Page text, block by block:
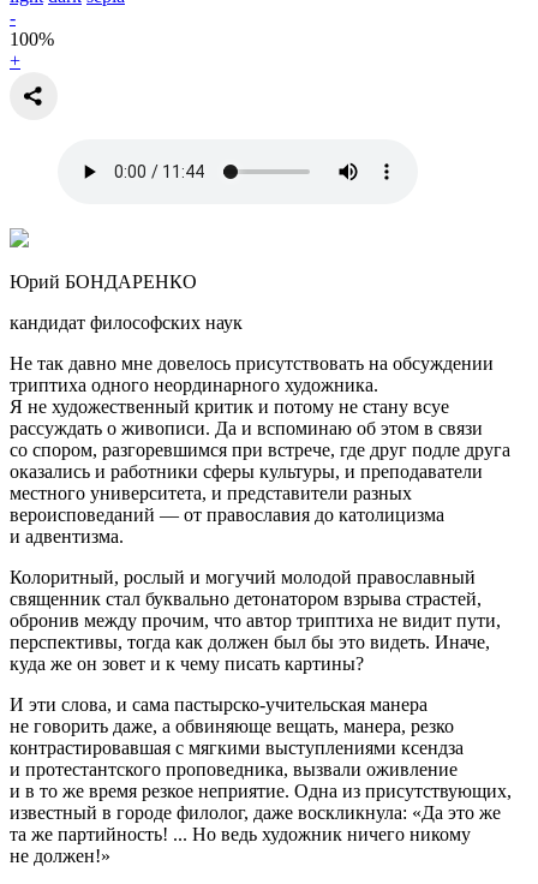
-
100%
+
Юрий БОНДАРЕНКО
кандидат философских наук
Не так давно мне довелось присутствовать на обсуждении
триптиха одного неординарного художника.
Я не художественный критик и потому не стану всуе
рассуждать о живописи. Да и вспоминаю об этом в связи
со спором, разгоревшимся при встрече, где друг подле друга
оказались и работники сферы культуры, и преподаватели
местного университета, и представители разных
вероисповеданий — от православия до католицизма
и адвентизма.
Колоритный, рослый и могучий молодой православный
священник стал буквально детонатором взрыва страстей,
обронив между прочим, что автор триптиха не видит пути,
перспективы, тогда как должен был бы это видеть. Иначе,
куда же он зовет и к чему писать картины?
И эти слова, и сама пастырско-учительская манера
не говорить даже, а обвиняюще вещать, манера, резко
контрастировавшая с мягкими выступлениями ксендза
и протестантского проповедника, вызвали оживление
и в то же время резкое неприятие. Одна из присутствующих,
известный в городе филолог, даже воскликнула: «Да это же
та же партийность! ... Но ведь художник ничего никому
не должен!»